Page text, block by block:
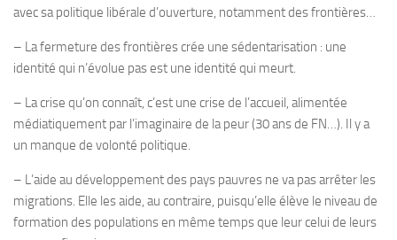
avec sa politique libérale d’ouverture, notamment des frontières…
– La fermeture des frontières crée une sédentarisation : une
identité qui n’évolue pas est une identité qui meurt.
– La crise qu’on connaît, c’est une crise de l’accueil, alimentée
médiatiquement par l’imaginaire de la peur (30 ans de FN…). Il y a
un manque de volonté politique.
– L’aide au développement des pays pauvres ne va pas arrêter les
migrations. Elle les aide, au contraire, puisqu’elle élève le niveau de
formation des populations en même temps que leur celui de leurs